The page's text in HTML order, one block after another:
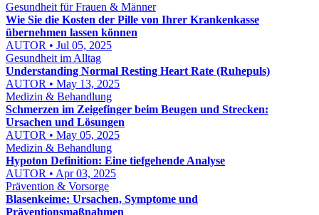
Gesundheit für Frauen & Männer
Wie Sie die Kosten der Pille von Ihrer Krankenkasse
übernehmen lassen können
AUTOR • Jul 05, 2025
Gesundheit im Alltag
Understanding Normal Resting Heart Rate (Ruhepuls)
AUTOR • May 13, 2025
Medizin & Behandlung
Schmerzen im Zeigefinger beim Beugen und Strecken:
Ursachen und Lösungen
AUTOR • May 05, 2025
Medizin & Behandlung
Hypoton Definition: Eine tiefgehende Analyse
AUTOR • Apr 03, 2025
Prävention & Vorsorge
Blasenkeime: Ursachen, Symptome und
Präventionsmaßnahmen